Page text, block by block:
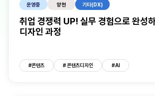
공지사항
홍보갤러리
새싹이란?
운영중 양천 기타(DX)
취업 경쟁력 UP! 실무 경험으로 완성
디자인 과정
#콘텐츠 # 콘텐츠디자인 # AI